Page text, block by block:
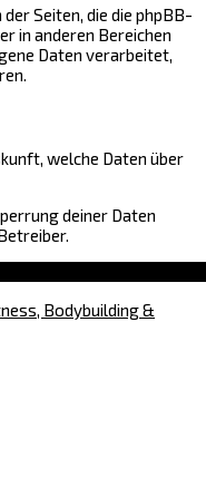
Seiten, die die phpBB-
in anderen Bereichen
Daten verarbeitet,
welche Daten über
deiner Daten
Bodybuilding &